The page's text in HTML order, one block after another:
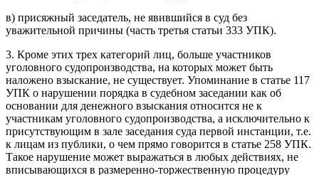
в) присяжный заседатель, не явившийся в суд без
уважительной причины (часть третья статьи 333 УПК).
3. Кроме этих трех категорий лиц, больше участников
уголовного судопроизводства, на которых может быть
наложено взыскание, не существует. Упоминание в статье 117
УПК о нарушении порядка в судебном заседании как об
основании для денежного взыскания относится не к
участникам уголовного судопроизводства, а исключительно к
присутствующим в зале заседания суда первой инстанции, т.е.
к лицам из публики, о чем прямо говорится в статье 258 УПК.
Такое нарушение может выражаться в любых действиях, не
вписывающихся в размеренно-торжественную процедуру